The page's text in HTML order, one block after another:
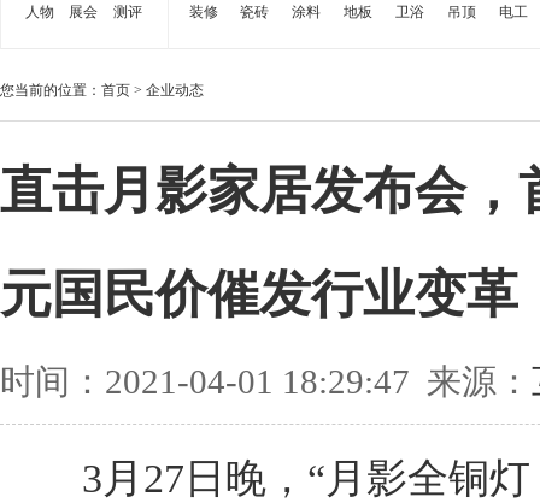
人物
展会 测评
装修
瓷砖 涂料 地板 卫浴 吊顶 电工
您当前的位置： 首页 > 企业动态
直击月影家居发布会，
元国民价催发行业变革
时间：2021-04-01 18:29:47 来源：
3月27日晚，“月影全铜灯